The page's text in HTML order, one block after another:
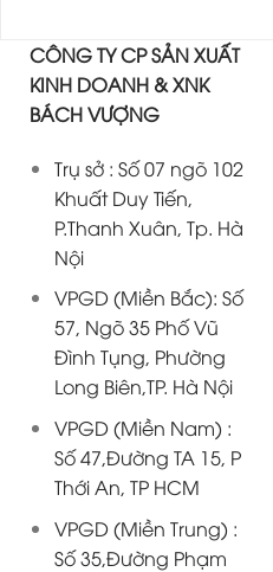
CÔNG TY CP SẢN XUẤT
KINH DOANH & XNK
BÁCH VƯỢNG
Trụ sở : Số 07 ngõ 102
Khuất Duy Tiến,
P.Thanh Xuân, Tp. Hà
Nội
VPGD (Miền Bắc): Số
57, Ngõ 35 Phố Vũ
Đình Tụng, Phường
Long Biên,TP. Hà Nội
VPGD (Miền Nam) :
Số 47,Đường TA 15, P
Thới An, TP HCM
VPGD (Miền Trung) :
Số 35,Đường Phạm